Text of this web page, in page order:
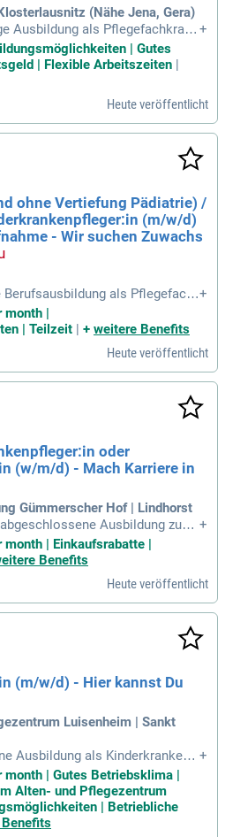
(Nähe Jena, Gera)
Ausbildung als Pflegefachkraft,
Gesundheits- und Krankenp
w/d); Berufserfahrung ist willko
Bereitschaft zur Arbeit im
+
| Gutes
| Flexible Arbeitszeiten
Heute veröffentlicht
ohne Vertiefung Pädiatrie) /
(m/w/d)
- Wir suchen Zuwachs
als Pflegefachf
und Kinderkrankenpfleger:in; T
Team; Verantwortungsbe
ein immer offenes Ohr für d
+
month |
| Teilzeit | + weitere Benefits
Heute veröffentlicht
oder
(w/m/d) - Mach Karriere in
Gümmerscher Hof | Lindhorst
Ausbildung zum/
oder Gesundheits- u
Sie zeigen fachliche Kompet
eine selbstständige und organ
+
| Einkaufsrabatte |
Benefits
Heute veröffentlicht
(m/w/d) - Hier kannst Du
Luisenheim | Sankt
Ausbildung als Kinderkrankenp
Der Mensch steht f
täglichen Arbeit; Kommunikati
+
| Gutes Betriebsklima |
Alten- und Pflegezentrum
| Betriebliche